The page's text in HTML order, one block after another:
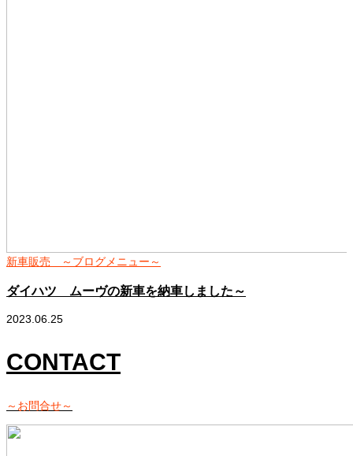
新車販売 ～ブログメニュー～
ダイハツ ムーヴの新車を納車しました～
2023.06.25
CONTACT
～お問合せ～